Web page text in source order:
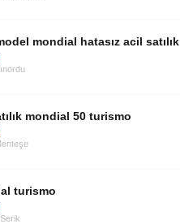
mondial hatasız acil satılık
mondial 50 turismo
turismo
Serik